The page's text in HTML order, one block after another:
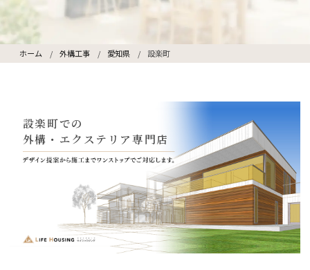
ホーム 外構工事 愛知県 設楽町
設楽町での
外構・エクステリア専門店